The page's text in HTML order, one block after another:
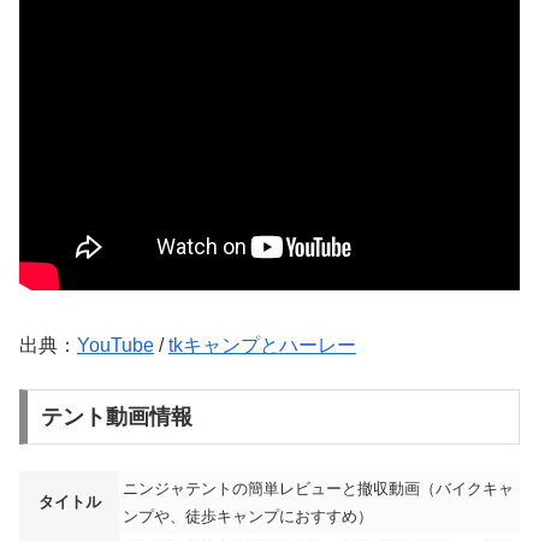
出典： YouTube /tkキャンプとハーレー
テント動画情報
タイトル
ニンジャテントの簡単レビューと撤収動画（バイクキャ
ンプや、徒歩キャンプにおすすめ）